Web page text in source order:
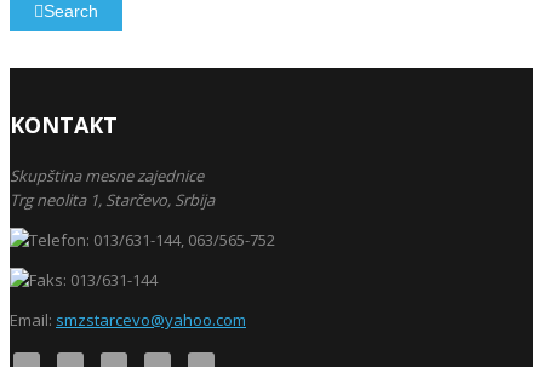
Search
KONTAKT
Skupština mesne zajednice
Trg neolita 1, Starčevo, Srbija
013/631-144, 063/565-752
013/631-144
Email: smzstarcevo@yahoo.com